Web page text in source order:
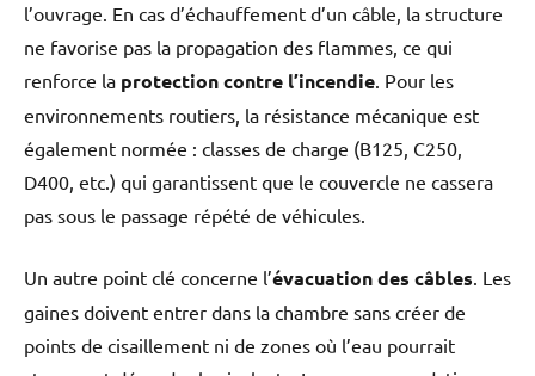
l’ouvrage. En cas d’échauffement d’un câble, la structure
ne favorise pas la propagation des flammes, ce qui
renforce la protection contre l’incendie . Pour les
environnements routiers, la résistance mécanique est
également normée : classes de charge (B125, C250,
D400, etc.) qui garantissent que le couvercle ne cassera
pas sous le passage répété de véhicules.
Un autre point clé concerne l’évacuation des câbles . Les
gaines doivent entrer dans la chambre sans créer de
points de cisaillement ni de zones où l’eau pourrait